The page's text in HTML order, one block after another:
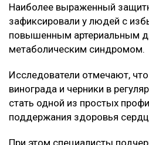
Наиболее выраженный
зафиксировали у людей с
повышенным артериальным
метаболическим синдромом.
Исследователи отмечают,
винограда и черники в
стать одной из простых
поддержания здоровья
При этом специалисты